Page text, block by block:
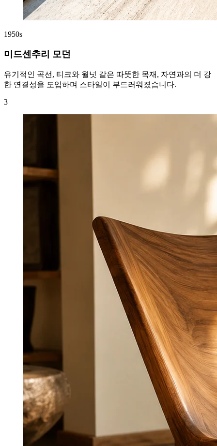
1950s
미드센추리 모던
유기적인 곡선, 티크와 월넛 같은 따뜻한 목재, 자연과의 더 강
한 연결성을 도입하며 스타일이 부드러워졌습니다.
3